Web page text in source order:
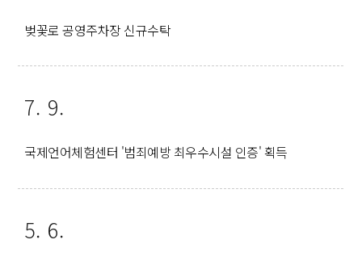
벚꽃로 공영주차장 신규수탁
7. 9.
국제언어체험센터 '범죄예방 최우수시설 인증' 획득
5. 6.